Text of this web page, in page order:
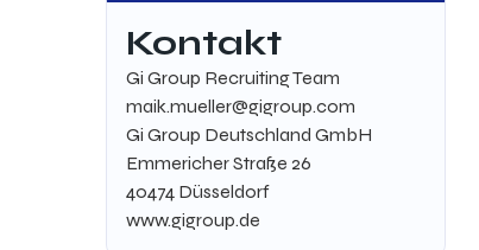
Kontakt
Gi Group Recruiting Team
maik.mueller@gigroup.com
Gi Group Deutschland GmbH
Emmericher Straße 26
40474 Düsseldorf
www.gigroup.de